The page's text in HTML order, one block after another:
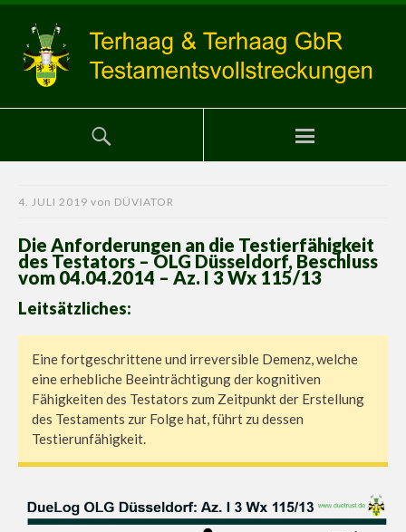
4. JULI 2019 von DÜVIATOR
Die Anforderungen an die Testierfähigkeit
des Testators – OLG Düsseldorf, Beschluss
vom 04.04.2014 – Az. I 3 Wx 115/13
Leitsätzliches:
Eine fortgeschrittene und irreversible Demenz, welche
eine erhebliche Beeinträchtigung der kognitiven
Fähigkeiten des Testators zum Zeitpunkt der Erstellung
des Testaments zur Folge hat, führt zu dessen
Testierunfähigkeit.